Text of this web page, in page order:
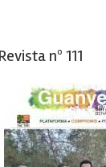
Revista nº 111